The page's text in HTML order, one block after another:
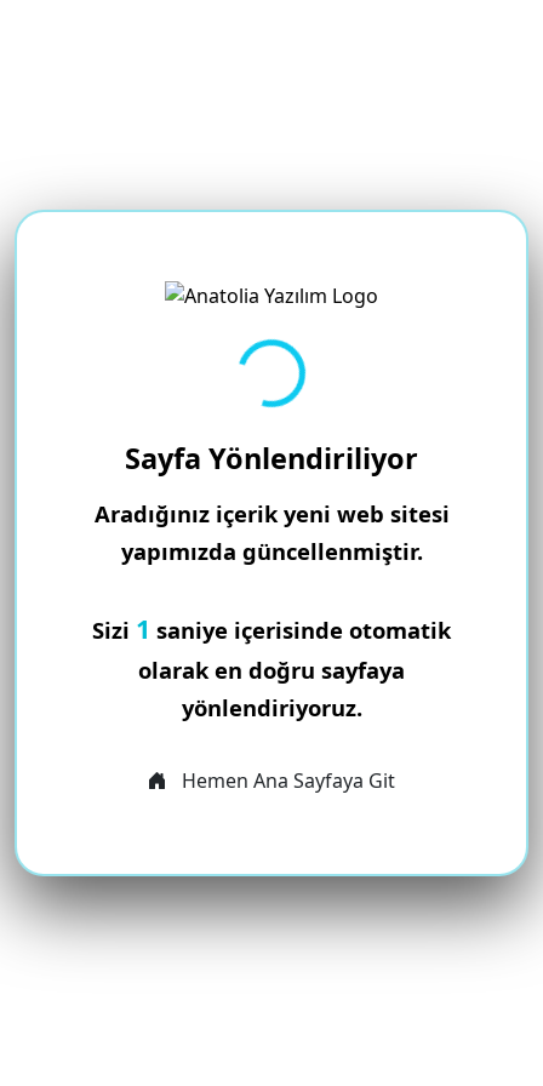
Yükleniyor...
Sayfa Yönlendiriliyor
Aradığınız içerik yeni web sitesi
yapımızda güncellenmiştir.
Sizi 1 saniye içerisinde otomatik
olarak en doğru sayfaya
yönlendiriyoruz.
Hemen Ana Sayfaya Git